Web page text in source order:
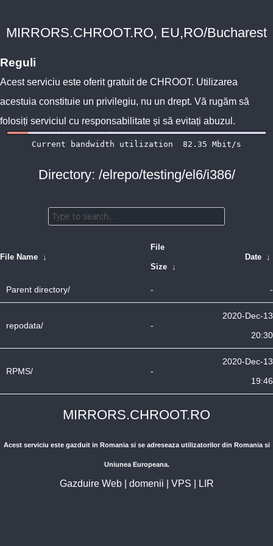
MIRRORS.CHROOT.RO, EU,RO/Bucharest
Reguli
Acest serviciu este oferit gratuit de CHROOT. Utilizarea
acestuia constituie un privilegiu, nu un drept. Vă rugăm să
folosiți serviciul cu responsabilitate și să evitați abuzul.
Directory: /elrepo/testing/el6/i386/
File Name ↓
File
Size ↓
Date ↓
Parent directory/ - -
repodata/ -
2020-Dec-13
20:30
RPMS/ -
2020-Dec-13
19:46
MIRRORS.CHROOT.RO
Acest serviciu este gazduit in Romania si se adreseaza utilizatorilor din Romania si
Uniunea Europeana.
Gazduire Web| domenii VPS LIR